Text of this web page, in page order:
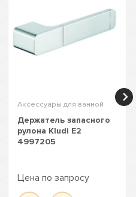
Аксессуары для ванной
Держатель запасного
рулона Kludi E2
4997205
Цена по запросу